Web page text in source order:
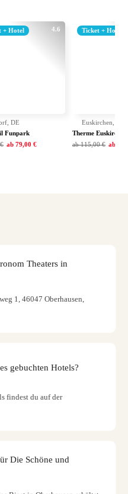
4.6
+ Hotel
DE
Funpark
ab 79,00 €
Ticket + Hotel
Euskirchen, DE
Therme Euskirchen
ab 115,00 € ab
Theaters in
1, 46047 Oberhausen,
gebuchten Hotels?
findest du auf der
Die Schöne und